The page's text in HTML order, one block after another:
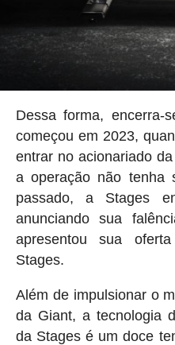
Dessa forma, encerra-
começou em 2023,
entrar no acionariado
a operação não tenha
passado, a Stages
anunciando sua
apresentou sua
Stages.
Além de impulsionar o
da Giant, a tecnologia
da Stages é um doce